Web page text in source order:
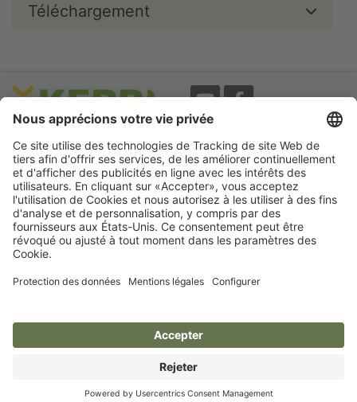
Téléchargement
Evènements
Newsletter
Termes d'utilisation
A propos
Mentions légales
CGV
Protection des données
Garantie
Déclaration
Cookie préferences
Kerbl France S.a.r.l.
France
© Kerbl France S.a.r.l.